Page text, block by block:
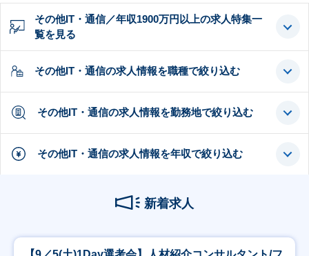
その他IT・通信／年収1900万円以上の求人特集一
覧を見る
その他IT・通信の求人情報を職種で絞り込む
その他IT・通信の求人情報を勤務地で絞り込む
その他IT・通信の求人情報を年収で絞り込む
新着求人